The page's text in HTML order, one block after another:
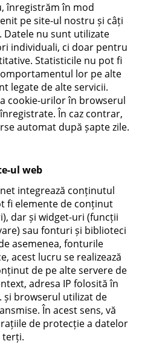
înregistrăm în mod
pe site-ul nostru și câți
Datele nu sunt utilizate
individuali, ci doar pentru
Statisticile nu pot fi
lor pe alte
legate de alte servicii.
cookie-urilor în browserul
În caz contrar,
automat după șapte zile.
ul web
integrează conținutul
fi elemente de conținut
dar și widget-uri (funcții
sau fonturi și biblioteci
asemenea, fonturile
acest lucru se realizează
de pe alte servere de
adresa IP folosită în
și browserul utilizat de
În acest sens, vă
de protecție a datelor
terți.